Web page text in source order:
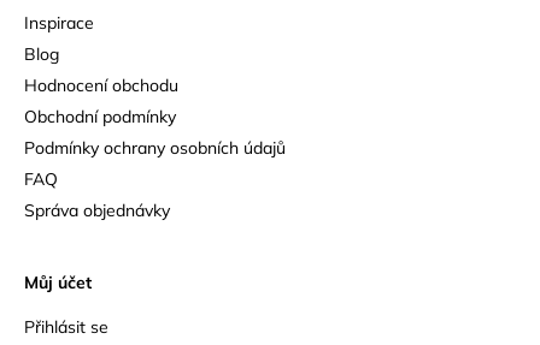
Inspirace
Blog
Hodnocení obchodu
Obchodní podmínky
Podmínky ochrany osobních údajů
FAQ
Správa objednávky
Můj účet
Přihlásit se